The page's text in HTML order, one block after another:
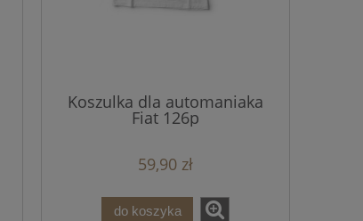
Koszulka dla automaniaka
Fiat 126p
59,90 zł
do koszyka